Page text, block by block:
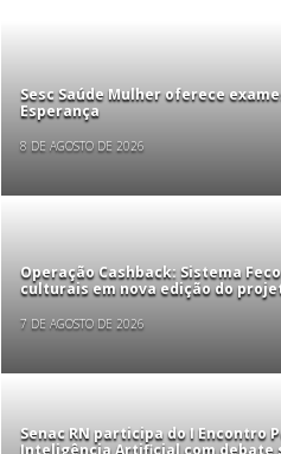
Sesc Saúde Mulher oferece
Esperança
8 DE AGOSTO DE 2026
Operação Cashback: Sistema
culturais em nova edição do
7 DE AGOSTO DE 2026
Senac RN participa do I Encontro
Inteligência Artificial com debate